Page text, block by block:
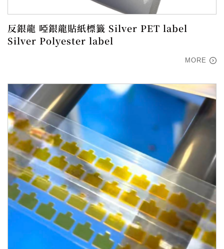
反銀龍 啞銀龍貼紙標籤 Silver PET label
Silver Polyester label
MORE